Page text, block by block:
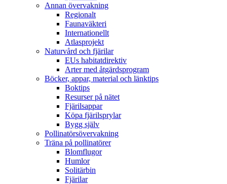
Annan övervakning
Regionalt
Faunaväkteri
Internationellt
Atlasprojekt
Naturvård och fjärilar
EUs habitatdirektiv
Arter med åtgärdsprogram
Böcker, appar, material och länktips
Boktips
Resurser på nätet
Fjärilsappar
Köpa fjärilsprylar
Bygg själv
Pollinatörsövervakning
Träna på pollinatörer
Blomflugor
Humlor
Solitärbin
Fjärilar